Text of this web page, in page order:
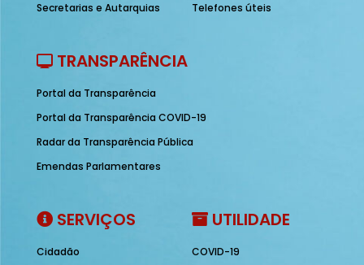
Secretarias e Autarquias
Telefones úteis
TRANSPARÊNCIA
Portal da Transparência
Portal da Transparência COVID-19
Radar da Transparência Pública
Emendas Parlamentares
SERVIÇOS
Cidadão
UTILIDADE
COVID-19